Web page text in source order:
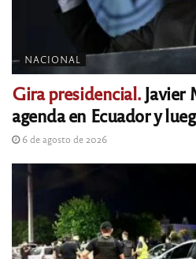
NACIONAL
Gira presidencial.Javier
agenda en Ecuador y
6 de agosto de 2026